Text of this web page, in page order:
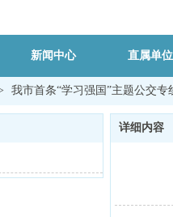
新闻中心 直属单位
我市首条“学习强国”主题公交专
详细内容